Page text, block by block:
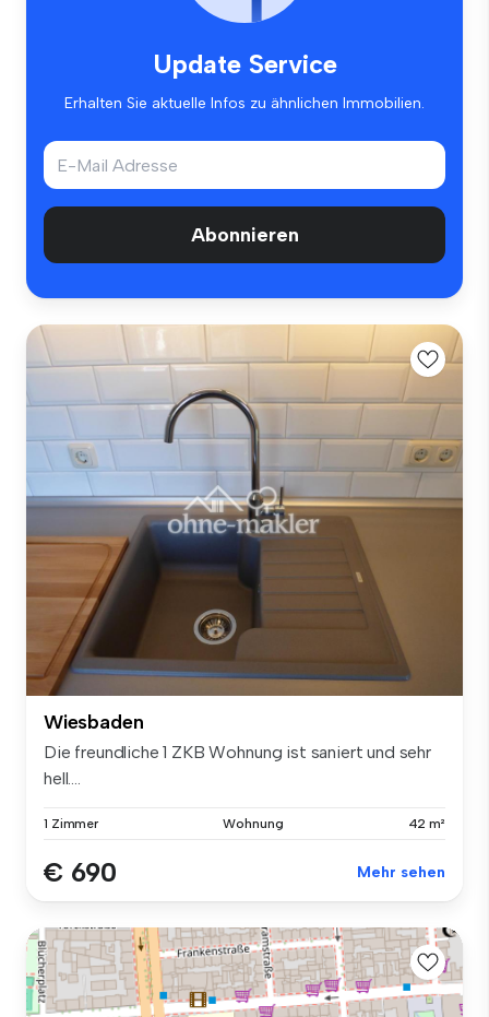
Update Service
Erhalten Sie aktuelle Infos zu ähnlichen Immobilien.
Abonnieren
Wiesbaden
Die freundliche 1 ZKB Wohnung ist saniert und sehr
hell....
1 Zimmer Wohnung 42 m²
€ 690 Mehr sehen